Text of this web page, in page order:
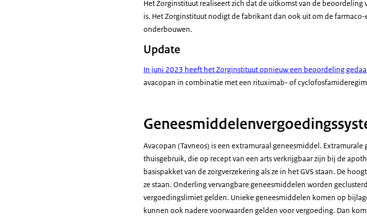
Het Zorginstituut realiseert zich dat de uitkomst van de
is. Het Zorginstituut nodigt de fabrikant dan ook uit om de
onderbouwen.
Update
In juni 2023 heeft het Zorginstituut opnieuw een beoordeling
avacopan in combinatie met een rituximab- of
Avacopan (Tavneos) is een extramuraal geneesmiddel.
thuisgebruik, die op recept van een arts verkrijgbaar zijn bij de
basispakket van de zorgverzekering als ze in het GVS staan. De
ze staan. Onderling vervangbare geneesmiddelen worden
vergoedingslimiet gelden. Unieke geneesmiddelen komen op
kunnen ook nadere voorwaarden gelden voor vergoeding. Dan